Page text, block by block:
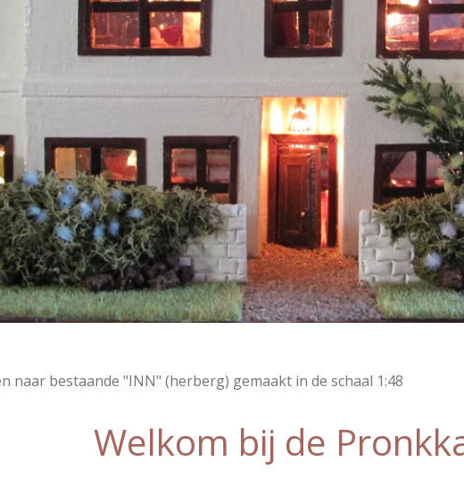
naar bestaande "INN" (herberg) gemaakt in de schaal 1:48
Welkom bij de